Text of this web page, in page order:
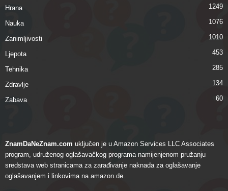
Hrana 1249
Nauka 1076
Zanimljivosti 1010
Ljepota 453
Tehnika 285
Zdravlje 134
Zabava 60
ZnamDaNeZnam.com uključen je u Amazon Services LLC Associates
program, udruženog oglašavačkog programa namijenjenom pružanju
sredstava web stranicama za zarađivanje naknada za oglašavanje
oglašavanjem i linkovima na amazon.de.